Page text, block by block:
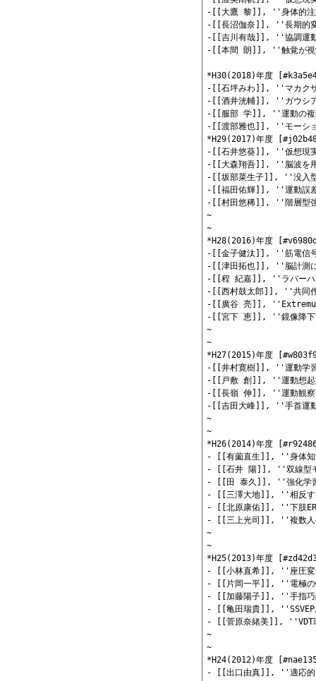
-[[大鷹 黎]], ''身体的注意
-[[長沼伽奈]], ''長期的変
-[[吉川有哉]], ''協調運動学
-[[本間 朗]], ''触覚が視覚
*H30(2018)年度
-[[石坪みわ]], ''マカクザル
-[[酒井洸輔]], ''ガウシア
-[[服部 学]], ''運動の複雑
-[[渡部雅也]], ''モーション
*H29(2017)年度
-[[石井悠葵]], ''仮想現実
-[[大森翔吾]], ''脳波を用
-[[坂部菜生子]], ''没入型
-[[福田佑輝]], ''運動誤差を
-[[村田悠稀]], ''階層型強
~
~
*H28(2016)年度
-[[金子健汰]], ''筋電信号
-[[津田拓也]], ''脳計測によ
-[[程 紀嘉]], ''ラバーハン
-[[西村鼓太郎]], ''共同作
-[[廣谷 亮]], ''Extremum
-[[宮下 恵]], ''鏡像降下法
~
~
*H27(2015)年度
-[[井村寛樹]], ''運動学習時
-[[戸敷 創]], ''運動想起型
-[[長嶺 伸]], ''運動観察が
-[[吉田大峰]], ''手首運動
~
~
*H26(2014)年度
- [[有薗直生]], ''身体知覚
- [[石井 陽]], ''双線型モデ
- [[田 泰久]], ''強化学習に
- [[三澤大地]], ''相反する
- [[北原康佑]], ''下肢ERD/
- [[三上光司]], ''複数人の
~
~
*H25(2013)年度
- [[小林直希]], ''座圧変化
- [[片岡一平]], ''電極の位
- [[加藤陽子]], ''手指巧緻
- [[亀田瑞貴]], ''SSVEP/
- [[菅原奈緒美]], ''VDT環
~
~
*H24(2012)年度
- [[出口由真]], ''適応的な